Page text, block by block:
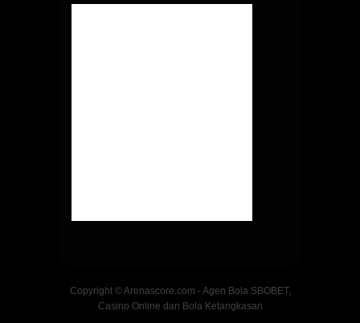
Copyright © Arenascore.com - Agen Bola SBOBET,
Casino Online dan Bola Ketangkasan